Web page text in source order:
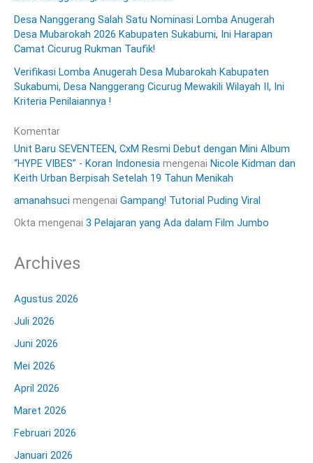
Desa Nanggerang Salah Satu Nominasi Lomba Anugerah
Desa Mubarokah 2026 Kabupaten Sukabumi, Ini Harapan
Camat Cicurug Rukman Taufik!
Verifikasi Lomba Anugerah Desa Mubarokah Kabupaten
Sukabumi, Desa Nanggerang Cicurug Mewakili Wilayah II, Ini
Kriteria Penilaiannya !
Komentar
Unit Baru SEVENTEEN, CxM Resmi Debut dengan Mini Album
“HYPE VIBES” - Koran Indonesia mengenai Nicole Kidman dan
Keith Urban Berpisah Setelah 19 Tahun Menikah
amanahsuci mengenai Gampang! Tutorial Puding Viral
Okta mengenai 3 Pelajaran yang Ada dalam Film Jumbo
Archives
Agustus 2026
Juli 2026
Juni 2026
Mei 2026
April 2026
Maret 2026
Februari 2026
Januari 2026